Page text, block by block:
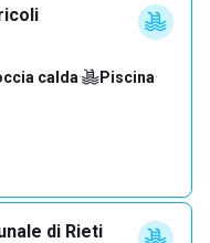
calda· Piscina·
di Rieti